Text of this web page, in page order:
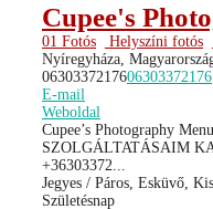
Cupee's
01 Fotós Helyszíni fotós
Nyíregyháza,
0630337217606303372176
E-mail
Weboldal
Cupee’s Photography
SZOLGÁLTATÁSAIM
+36303372...
Jegyes / Páros, Esküvő,
Születésnap